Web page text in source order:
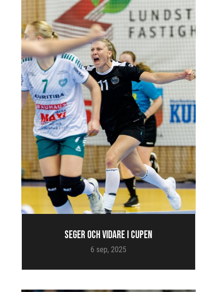
SEGER OCH VIDARE I CUPEN
6 sep, 2025